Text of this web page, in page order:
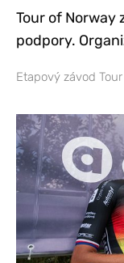
Tour of Norway
podpory.
Etapový závod